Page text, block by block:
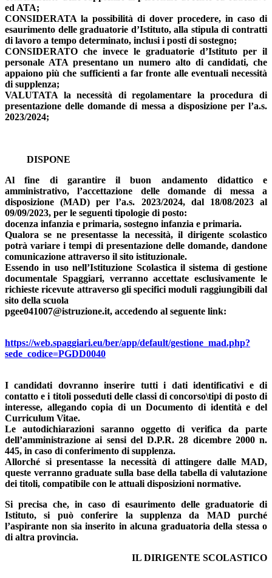
ed ATA;
CONSIDERATA la possibilità di dover procedere, in caso di
esaurimento delle graduatorie d’Istituto, alla stipula di contratti
di lavoro a tempo determinato, inclusi i posti di sostegno;
CONSIDERATO che invece le graduatorie d’Istituto per il
personale ATA presentano un numero alto di candidati, che
appaiono più che sufficienti a far fronte alle eventuali necessità
di supplenza;
VALUTATA la necessità di regolamentare la procedura di
presentazione delle domande di messa a disposizione per l’a.s.
2023/2024;
DISPONE
Al fine di garantire il buon andamento didattico e
amministrativo, l’accettazione delle domande di messa a
disposizione (MAD) per l’a.s. 2023/2024, dal 18/08/2023 al
09/09/2023, per le seguenti tipologie di posto:
docenza infanzia e primaria, sostegno infanzia e primaria.
Qualora se ne presentasse la necessità, il dirigente scolastico
potrà variare i tempi di presentazione delle domande, dandone
comunicazione attraverso il sito istituzionale.
Essendo in uso nell’Istituzione Scolastica il sistema di gestione
documentale Spaggiari, verranno accettate esclusivamente le
richieste ricevute attraverso gli specifici moduli raggiungibili dal
sito della scuola
pgee041007@istruzione.it, accedendo al seguente link:
https://web.spaggiari.eu/ber/app/default/gestione_mad.php?
sede_codice=PGDD0040
I candidati dovranno inserire tutti i dati identificativi e di
contatto e i titoli posseduti delle classi di concorso\tipi di posto di
interesse, allegando copia di un Documento di identità e del
Curriculum Vitae.
Le autodichiarazioni saranno oggetto di verifica da parte
dell’amministrazione ai sensi del D.P.R. 28 dicembre 2000 n.
445, in caso di conferimento di supplenza.
Allorché si presentasse la necessità di attingere dalle MAD,
queste verranno graduate sulla base della tabella di valutazione
dei titoli, compatibile con le attuali disposizioni normative.
Si precisa che, in caso di esaurimento delle graduatorie di
Istituto, si può conferire la supplenza da MAD purché
l’aspirante non sia inserito in alcuna graduatoria della stessa o
di altra provincia.
IL DIRIGENTE SCOLASTICO